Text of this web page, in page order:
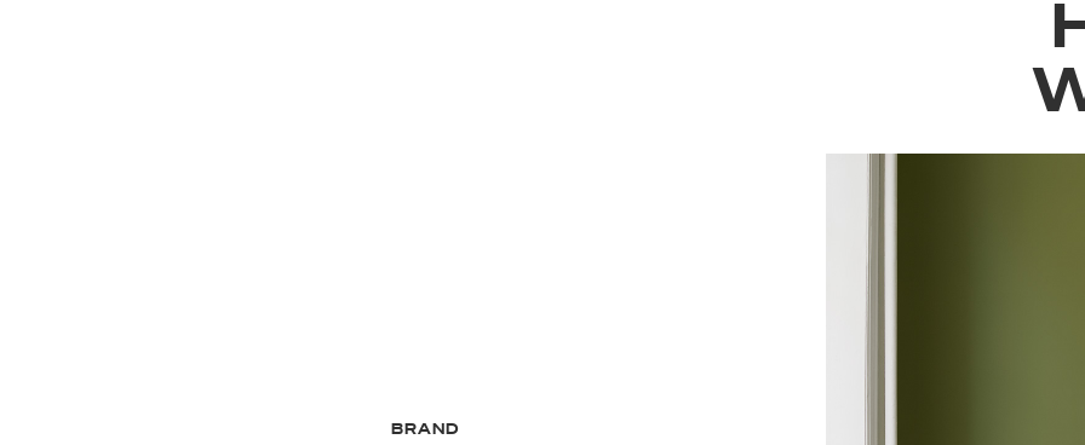
BRAND